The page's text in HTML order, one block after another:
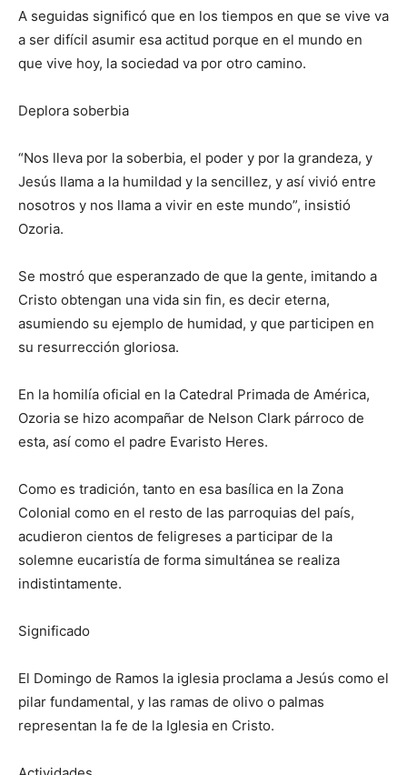
A seguidas significó que en los tiempos en que se vive va
a ser difícil asumir esa actitud porque en el mundo en
que vive hoy, la sociedad va por otro camino.
Deplora soberbia
“Nos lleva por la soberbia, el poder y por la grandeza, y
Jesús llama a la humildad y la sencillez, y así vivió entre
nosotros y nos llama a vivir en este mundo”, insistió
Ozoria.
Se mostró que esperanzado de que la gente, imitando a
Cristo obtengan una vida sin fin, es decir eterna,
asumiendo su ejemplo de humidad, y que participen en
su resurrección gloriosa.
En la homilía oficial en la Catedral Primada de América,
Ozoria se hizo acompañar de Nelson Clark párroco de
esta, así como el padre Evaristo Heres.
Como es tradición, tanto en esa basílica en la Zona
Colonial como en el resto de las parroquias del país,
acudieron cientos de feligreses a participar de la
solemne eucaristía de forma simultánea se realiza
indistintamente.
Significado
El Domingo de Ramos la iglesia proclama a Jesús como el
pilar fundamental, y las ramas de olivo o palmas
representan la fe de la Iglesia en Cristo.